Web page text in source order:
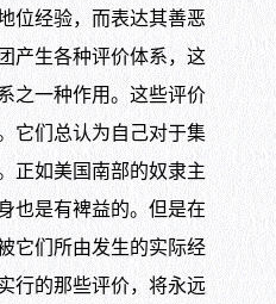
位经验，而表达其善恶
产生各种评价体系，这
之一种作用。这些评价
它们总认为自己对于集
正如美国南部的奴隶主
也是有裨益的。但是在
它们所由发生的实际经
行的那些评价，将永远